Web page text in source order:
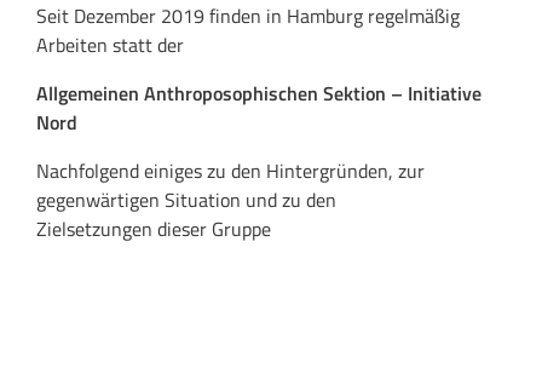
Seit Dezember 2019 finden in Hamburg regelmäßig
Arbeiten statt der
Allgemeinen Anthroposophischen Sektion – Initiative
Nord
Nachfolgend einiges zu den Hintergründen, zur
gegenwärtigen Situation und zu den
Zielsetzungen dieser Gruppe